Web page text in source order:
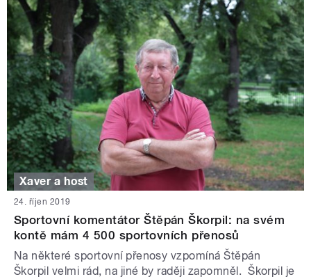
Xaver a host
24. říjen 2019
Sportovní komentátor Štěpán Škorpil: na svém
kontě mám 4 500 sportovních přenosů
Na některé sportovní přenosy vzpomíná Štěpán
Škorpil velmi rád, na jiné by raději zapomněl. Škorpil je